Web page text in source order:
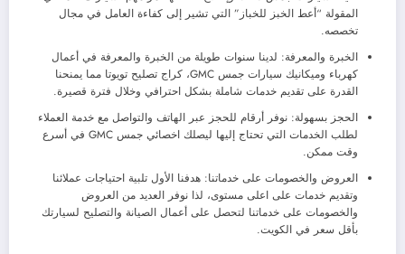
المقولة “أعط الخبز للخباز” التي تشير إلى كفاءة العامل في مجال
تخصصه.
الخبرة والمعرفة: لدينا سنوات طويلة من الخبرة والمعرفة في أعمال
كهرباء وميكانيك سيارات جمس GMC، كراج تصليح تويوتا مما يمنحنا
القدرة على تقديم خدمات شاملة بشكل احترافي وخلال فترة قصيرة.
الحجز بسهولة: نوفر أرقام للحجز عبر الهاتف والتواصل مع خدمة العملاء
لطلب الخدمات التي تحتاج إليها ليصلك اخصائي جمس GMC في أسرع
وقت ممكن.
العروض والخصومات على خدماتنا: هدفنا الأول تلبية احتياجات عملائنا
وتقديم خدمات على اعلى مستوى، لذا نوفر العديد من العروض
والخصومات على خدماتنا لتحصل على أعمال الصيانة والتصليح لسيارتك
بأقل سعر في الكويت.